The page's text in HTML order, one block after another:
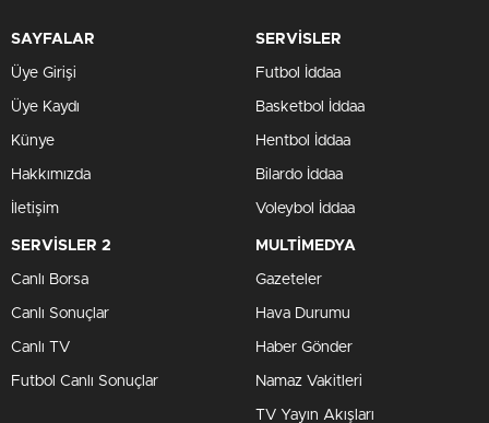
SAYFALAR
Üye Girişi
Üye Kaydı
Künye
Hakkımızda
İletişim
SERVİSLER
Futbol İddaa
Basketbol İddaa
Hentbol İddaa
Bilardo İddaa
Voleybol İddaa
SERVİSLER 2
Canlı Borsa
Canlı Sonuçlar
Canlı TV
Futbol Canlı Sonuçlar
MULTİMEDYA
Gazeteler
Hava Durumu
Haber Gönder
Namaz Vakitleri
TV Yayın Akışları